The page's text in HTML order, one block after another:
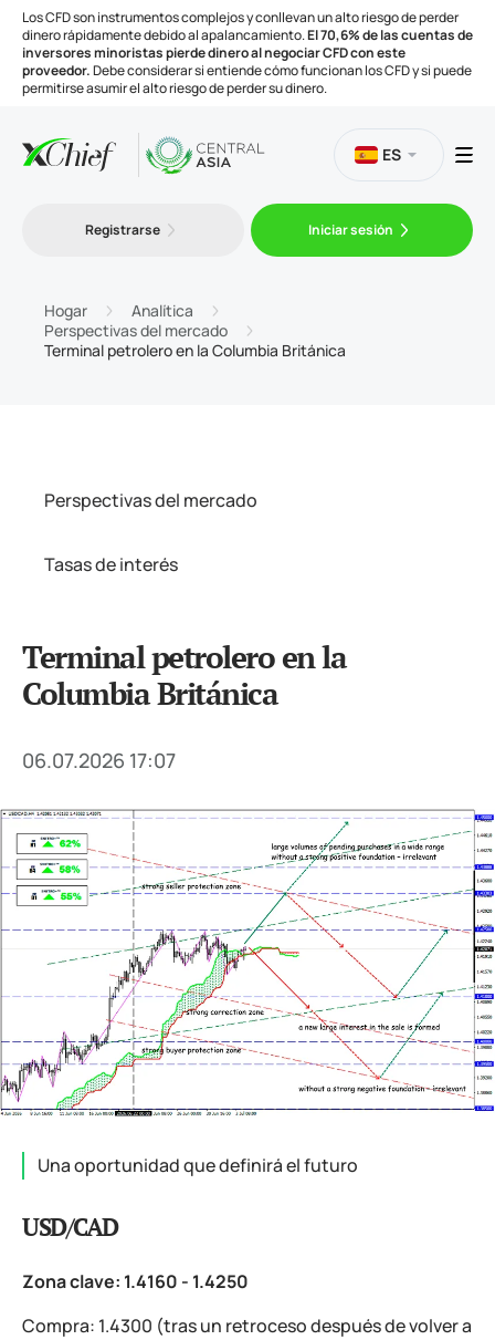
Los CFD son instrumentos complejos y conllevan un alto riesgo de perder
dinero rápidamente debido al apalancamiento.El 70,6% de las cuentas de
inversores minoristas pierde dinero al negociar CFD con este
proveedor.Debe considerar si entiende cómo funcionan los CFD y si puede
permitirse asumir el alto riesgo de perder su dinero.
Herramientas
ES
Registrarse Iniciar sesión
Hogar
Analítica
Perspectivas del mercado
Terminal petrolero en la Columbia Británica
Perspectivas del mercado
Tasas de interés
Terminal petrolero en la
Columbia Británica
06.07.2026 17:07
Una oportunidad que definirá el futuro
USD/CAD
Zona clave: 1.4160 - 1.4250
Compra: 1.4300 (tras un retroceso después de volver a